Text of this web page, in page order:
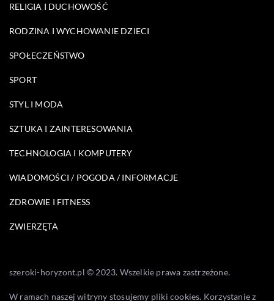
RELIGIA I DUCHOWOŚĆ
RODZINA I WYCHOWANIE DZIECI
SPOŁECZEŃSTWO
SPORT
STYL I MODA
SZTUKA I ZAINTERESOWANIA
TECHNOLOGIA I KOMPUTERY
WIADOMOŚCI / POGODA / INFORMACJE
ZDROWIE I FITNESS
ZWIERZĘTA
szeroki-horyzont.pl © 2023. Wszelkie prawa zastrzeżone.
W ramach naszej witryny stosujemy pliki cookies. Korzystanie z